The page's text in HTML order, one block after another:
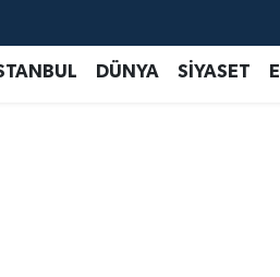
DÜNYA SİYASET